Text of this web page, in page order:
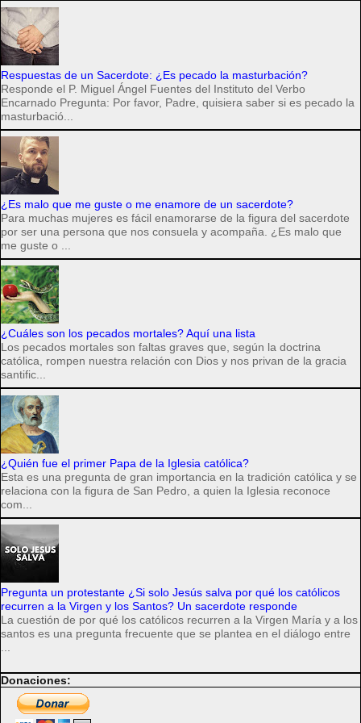
Respuestas de un Sacerdote: ¿Es pecado la masturbación?
Responde el P. Miguel Ángel Fuentes del Instituto del Verbo
Encarnado Pregunta: Por favor, Padre, quisiera saber si es pecado la
masturbació...
¿Es malo que me guste o me enamore de un sacerdote?
Para muchas mujeres es fácil enamorarse de la figura del sacerdote
por ser una persona que nos consuela y acompaña. ¿Es malo que
me guste o ...
¿Cuáles son los pecados mortales? Aquí una lista
Los pecados mortales son faltas graves que, según la doctrina
católica, rompen nuestra relación con Dios y nos privan de la gracia
santific...
¿Quién fue el primer Papa de la Iglesia católica?
Esta es una pregunta de gran importancia en la tradición católica y se
relaciona con la figura de San Pedro, a quien la Iglesia reconoce
com...
Pregunta un protestante ¿Si solo Jesús salva por qué los católicos
recurren a la Virgen y los Santos? Un sacerdote responde
La cuestión de por qué los católicos recurren a la Virgen María y a los
santos es una pregunta frecuente que se plantea en el diálogo entre
Donaciones: